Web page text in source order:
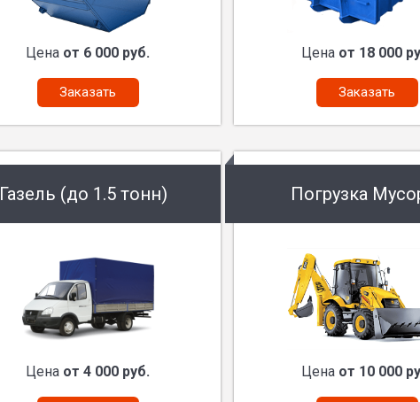
Цена от 6 000 руб.
Заказать
Цена от 18 000
Заказать
Газель (до 1.5 тонн)
Цена от 4 000 руб.
Погрузка
Цена от 10 000